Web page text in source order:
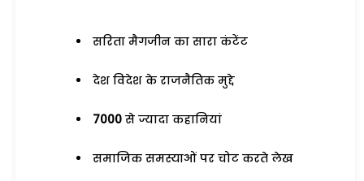
सरिता मैगजीन का सारा कंटेंट
देश विदेश के राजनैतिक मुद्दे
7000 से ज्यादा कहानियां
समाजिक समस्याओं पर चोट करते लेख